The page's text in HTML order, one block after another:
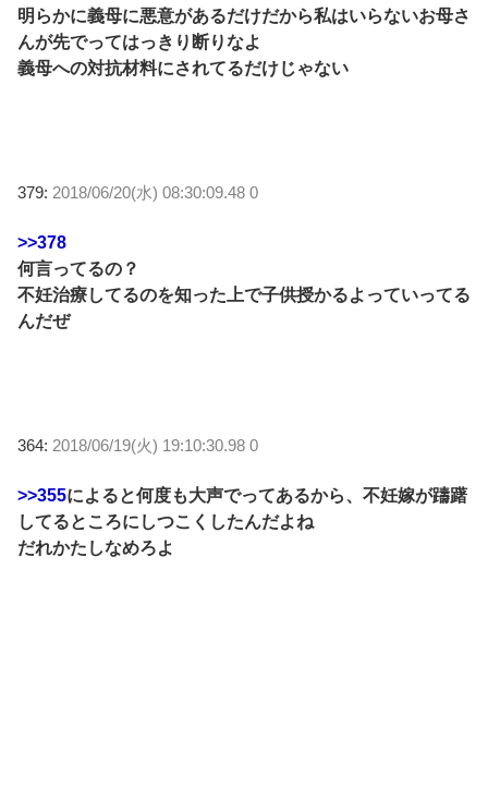
明らかに義母に悪意があるだけだから私はいらないお母さ
んが先でってはっきり断りなよ
義母への対抗材料にされてるだけじゃない
379: 2018/06/20(水) 08:30:09.48 0
>>378
何言ってるの？
不妊治療してるのを知った上で子供授かるよっていってる
んだぜ
364: 2018/06/19(火) 19:10:30.98 0
>>355によると何度も大声でってあるから、不妊嫁が躊躇
してるところにしつこくしたんだよね
だれかたしなめろよ